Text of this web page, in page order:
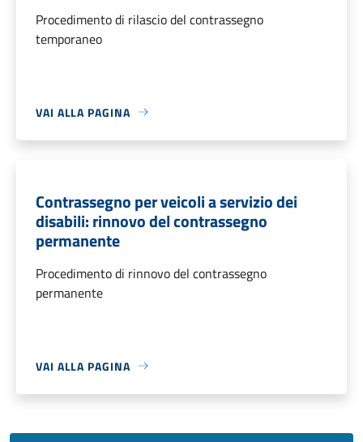
Procedimento di rilascio del contrassegno
temporaneo
VAI ALLA PAGINA
Contrassegno per veicoli a servizio dei
disabili: rinnovo del contrassegno
permanente
Procedimento di rinnovo del contrassegno
permanente
VAI ALLA PAGINA